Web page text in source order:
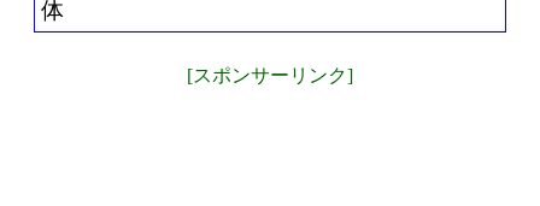
体
[スポンサーリンク]